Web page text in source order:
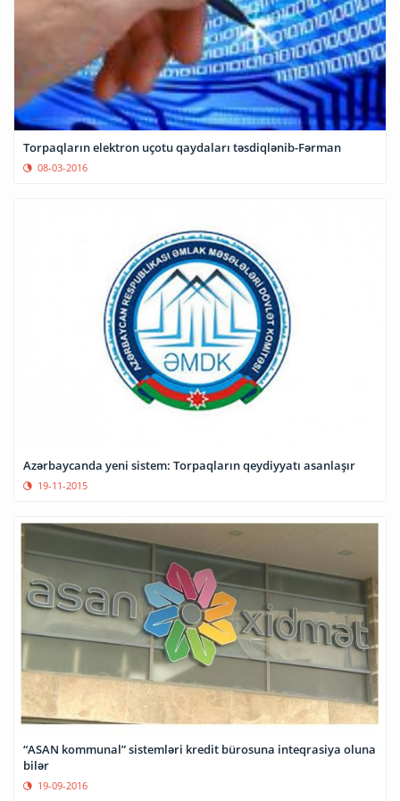
Torpaqların elektron uçotu qaydaları təsdiqlənib-Fərman
08-03-2016
Azərbaycanda yeni sistem: Torpaqların qeydiyyatı asanlaşır
19-11-2015
“ASAN kommunal” sistemləri kredit bürosuna inteqrasiya oluna
bilər
19-09-2016